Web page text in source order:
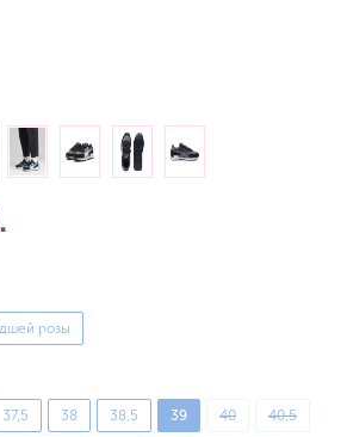
розы
37,5 38 38,5 39 40 40,5